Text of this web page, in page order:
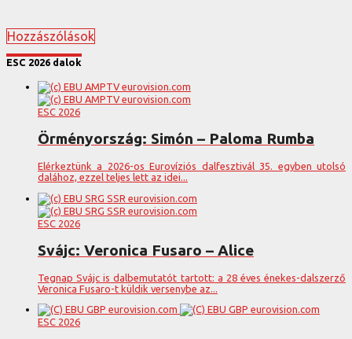
Hozzászólások
ESC 2026 dalok
ESC 2026
Örményország: Simón – Paloma Rumba
Elérkeztünk a 2026-os Eurovíziós dalfesztivál 35. egyben utolsó
dalához, ezzel teljes lett az idei...
ESC 2026
Svájc: Veronica Fusaro – Alice
Tegnap Svájc is dalbemutatót tartott: a 28 éves énekes-dalszerző
Veronica Fusaro-t küldik versenybe az...
ESC 2026